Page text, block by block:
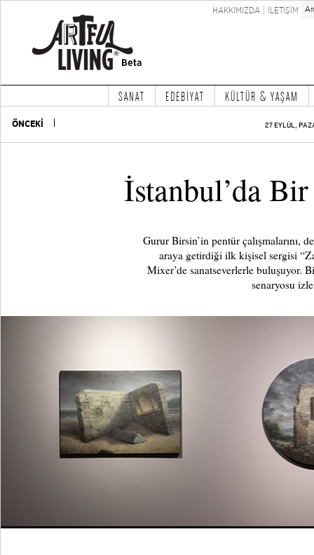
HAKKIMIZDA İLETİŞİM
SANAT EDEBİYAT KÜLTÜR & YAŞAM
ÖNCEKİ 27 EYLÜL,
İstanbul’da
Gurur Birsin’in pentür çalışmalarını,
araya getirdiği ilk kişisel sergisi
Mixer’de sanatseverlerle buluşuyor.
senaryosu